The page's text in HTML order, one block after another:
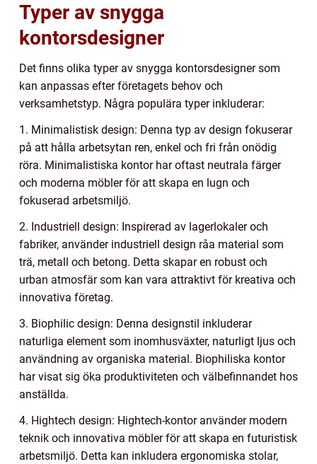
Typer av snygga
kontorsdesigner
Det finns olika typer av snygga kontorsdesigner som
kan anpassas efter företagets behov och
verksamhetstyp. Några populära typer inkluderar:
1. Minimalistisk design: Denna typ av design fokuserar
på att hålla arbetsytan ren, enkel och fri från onödig
röra. Minimalistiska kontor har oftast neutrala färger
och moderna möbler för att skapa en lugn och
fokuserad arbetsmiljö.
2. Industriell design: Inspirerad av lagerlokaler och
fabriker, använder industriell design råa material som
trä, metall och betong. Detta skapar en robust och
urban atmosfär som kan vara attraktivt för kreativa och
innovativa företag.
3. Biophilic design: Denna designstil inkluderar
naturliga element som inomhusväxter, naturligt ljus och
användning av organiska material. Biophiliska kontor
har visat sig öka produktiviteten och välbefinnandet hos
anställda.
4. Hightech design: Hightech-kontor använder modern
teknik och innovativa möbler för att skapa en futuristisk
arbetsmiljö. Detta kan inkludera ergonomiska stolar,